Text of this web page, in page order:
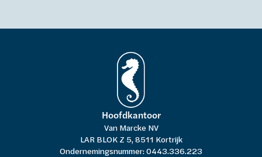
Hoofdkantoor
Van Marcke NV
LAR BLOK Z 5, 8511 Kortrijk
Ondernemingsnummer: 0443.336.223